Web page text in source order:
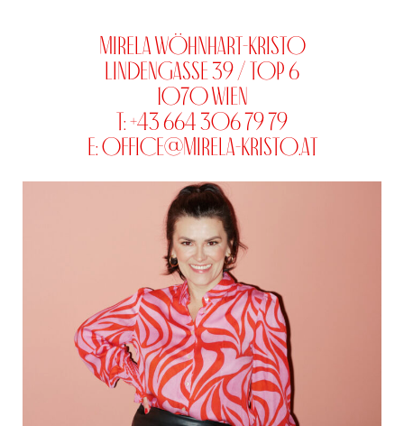
Mirela Wöhnhart-Kristo
Lindengasse 39 / Top 6
1070 Wien
T: +43 664 306 79 79
E:office@mirela-kristo.at